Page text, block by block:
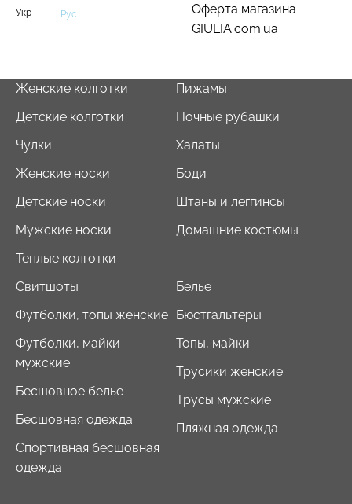
Оферта магазина
GIULIA.com.ua
Укр Рус
Женские колготки
Детские колготки
Чулки
Женские носки
Детские носки
Мужские носки
Теплые колготки
Пижамы
Ночные рубашки
Халаты
Боди
Штаны и леггинсы
Домашние костюмы
Свитшоты
Футболки, топы женские
Футболки, майки
мужские
Бесшовное белье
Бесшовная одежда
Спортивная бесшовная
одежда
Белье
Бюстгальтеры
Топы, майки
Трусики женские
Трусы мужские
Пляжная одежда